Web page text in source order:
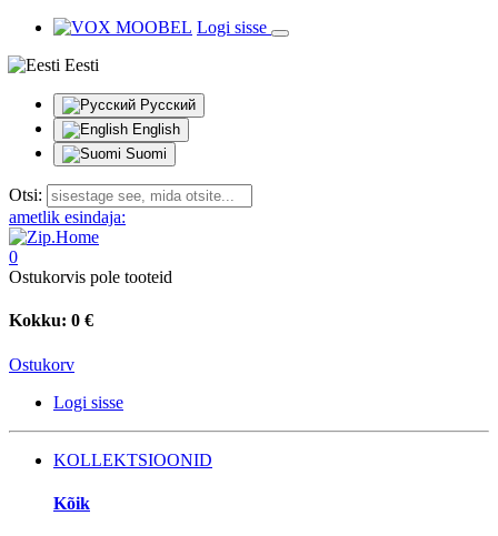
Logi sisse
Eesti
Русский
English
Suomi
Otsi:
ametlik esindaja:
0
Ostukorvis pole tooteid
Kokku: 0 €
Ostukorv
Logi sisse
KOLLEKTSIOONID
Kõik